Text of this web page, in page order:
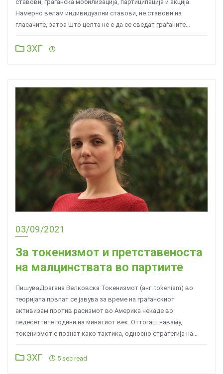
ставови, граѓанска мобилизација, партиципација и акција.
Намерно велам индивидуални ставови, не ставови на
гласачите, затоа што целта не е да се сведат граѓаните…
ЗХГ
03/09/2021
За токенизмот и претставеноста
на малцинствата во партиите
ПишуваДрагана Велковска Токенизмот (анг. tokenism) во
теоријата првпат се јавува за време на граѓанскиот
активизам против расизмот во Америка некаде во
педесеттите години на минатиот век. Оттогаш наваму,
токенизмот е познат како тактика, односно стратегија на…
ЗХГ 5 sec read